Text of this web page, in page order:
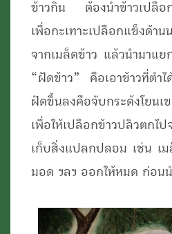
ข้าวกิน ต้องนำข้าวเปลือก
เพื่อกะเทาะเปลือกแข็งด้า
จากเมล็ดข้าว แล้วนำมาแ
“ฝัดข้าว” คือเอาข้าวที่ตำ
ฝัดขึ้นลงคือจับกระด้งโยนเ
เพื่อให้เปลือกข้าวปลิวตก
เก็บสิ่งแปลกปลอม เช่น เ
มอด ฯลฯ ออกให้หมด ก่อนน